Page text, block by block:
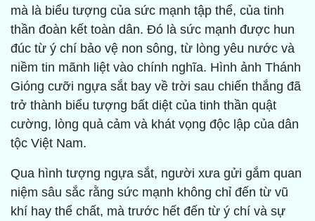
mà là biểu tượng của sức mạnh tập thể, của tinh
thần đoàn kết toàn dân. Đó là sức mạnh được hun
đúc từ ý chí bảo vệ non sông, từ lòng yêu nước và
niềm tin mãnh liệt vào chính nghĩa. Hình ảnh Thánh
Gióng cưỡi ngựa sắt bay về trời sau chiến thắng đã
trở thành biểu tượng bất diệt của tinh thần quật
cường, lòng quả cảm và khát vọng độc lập của dân
tộc Việt Nam.
Qua hình tượng ngựa sắt, người xưa gửi gắm quan
niệm sâu sắc rằng sức mạnh không chỉ đến từ vũ
khí hay thể chất, mà trước hết đến từ ý chí và sự